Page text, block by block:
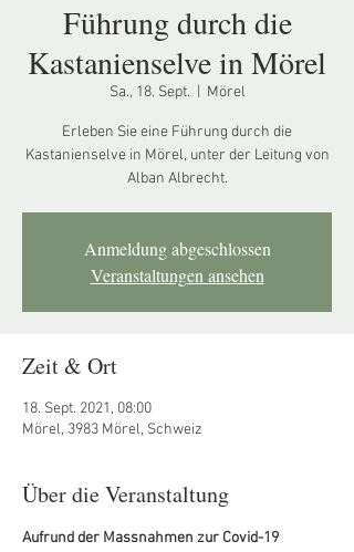
Führung durch die
Kastanienselve in Mörel
Sa., 18. Sept. Mörel
Erleben Sie eine Führung durch die
Kastanienselve in Mörel, unter der Leitung von
Alban Albrecht.
Anmeldung abgeschlossen
Veranstaltungen ansehen
Zeit & Ort
18. Sept. 2021, 08:00
Mörel, 3983 Mörel, Schweiz
Über die Veranstaltung
Aufrund der Massnahmen zur Covid-19